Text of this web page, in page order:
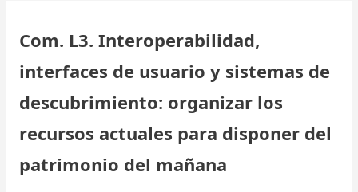
Com. L3. Interoperabilidad,
interfaces de usuario y sistemas de
descubrimiento: organizar los
recursos actuales para disponer del
patrimonio del mañana